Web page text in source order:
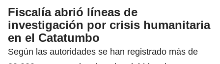
Fiscalía abrió líneas de
investigación por crisis humanitaria
en el Catatumbo
Según las autoridades se han registrado más de